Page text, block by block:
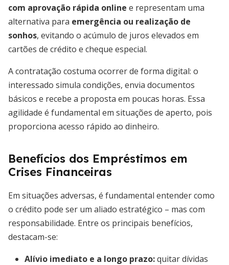
com aprovação rápida online e representam uma
alternativa para emergência ou realização de
sonhos, evitando o acúmulo de juros elevados em
cartões de crédito e cheque especial.
A contratação costuma ocorrer de forma digital: o
interessado simula condições, envia documentos
básicos e recebe a proposta em poucas horas. Essa
agilidade é fundamental em situações de aperto, pois
proporciona acesso rápido ao dinheiro.
Benefícios dos Empréstimos em
Crises Financeiras
Em situações adversas, é fundamental entender como
o crédito pode ser um aliado estratégico – mas com
responsabilidade. Entre os principais benefícios,
destacam-se:
Alívio imediato e a longo prazo:quitar dívidas